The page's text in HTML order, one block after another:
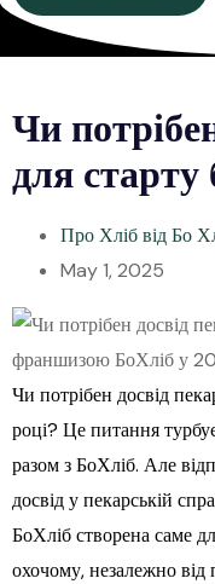
Чи
для старту
Про Хліб від Бо
May 1, 2025
Чи потрібен досвід
році? Це питання
разом з БоХліб. Але
досвід у пекарській
БоХліб створена саме
охочому, незалежно від